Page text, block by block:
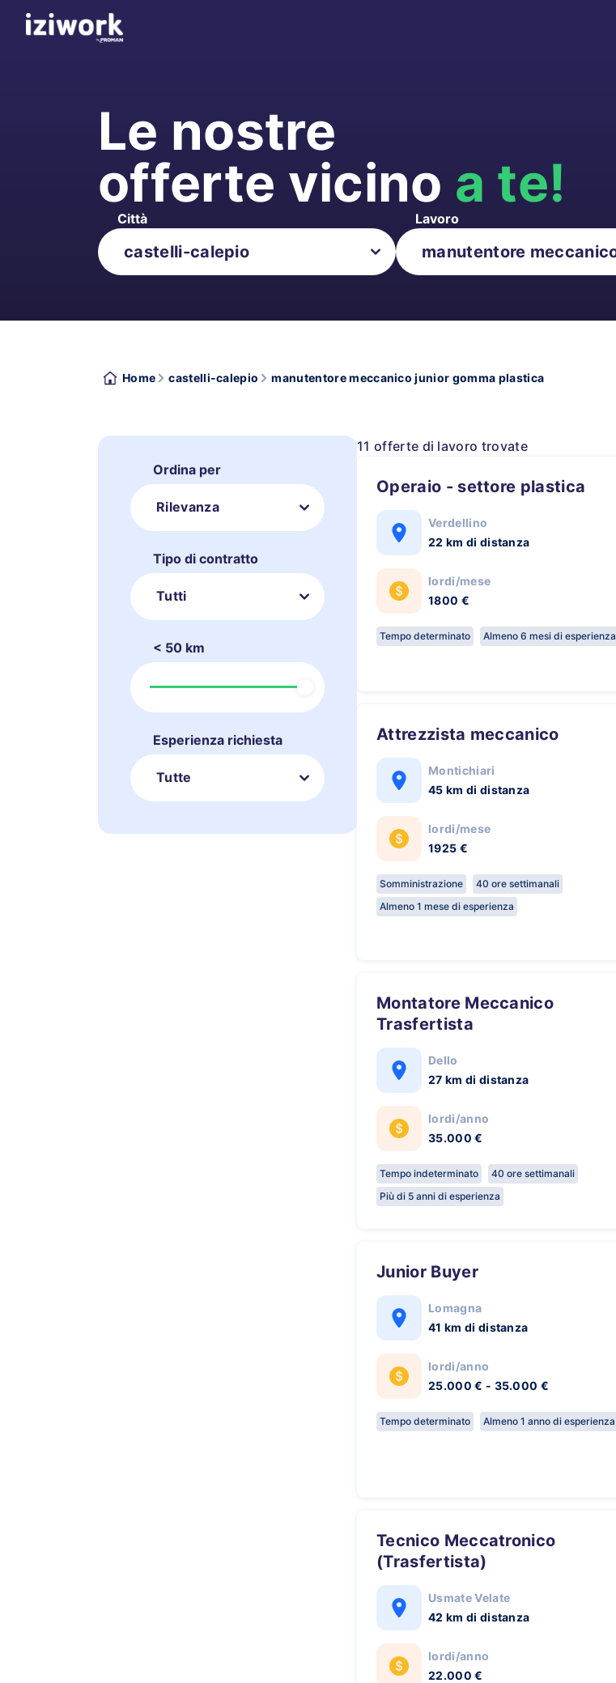
Le nostre
offerte vicino a te!
Città Lavoro
Home castelli-calepio manutentore meccanico junior gomma plastica
Ordina per
Rilevanza
Tipo di contratto
Tutti
< 50 km
Esperienza richiesta
Tutte
11 offerte di lavoro trovate
Operaio - settore plastica
Verdellino
22 km di distanza
lordi/mese
1800 €
Tempo determinato Almeno 6 mesi di esperienza
Attrezzista meccanico
Montichiari
45 km di distanza
lordi/mese
1925 €
Somministrazione
40 ore settimanali
Almeno 1 mese di esperienza
Montatore Meccanico
Trasfertista
Dello
27 km di distanza
lordi/anno
35.000 €
Tempo indeterminato
40 ore settimanali
Più di 5 anni di esperienza
Junior Buyer
Lomagna
41 km di distanza
lordi/anno
25.000 € - 35.000 €
Tempo determinato Almeno 1 anno di esperienza
Tecnico Meccatronico
(Trasfertista)
Usmate Velate
42 km di distanza
lordi/anno
22.000 €